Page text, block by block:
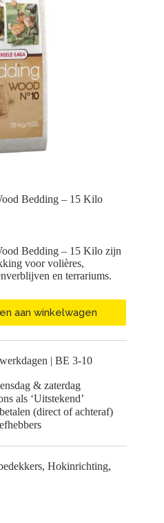
Bedding – 15 Kilo
Bedding – 15 Kilo zijn
voor volières,
en terrariums.
aan winkelwagen
| BE 3-10
& zaterdag
als ‘Uitstekend’
(direct of achteraf)
, Hokinrichting,